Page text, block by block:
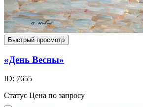
Быстрый просмотр
«День Весны»
ID: 7655
Статус Цена по запросу